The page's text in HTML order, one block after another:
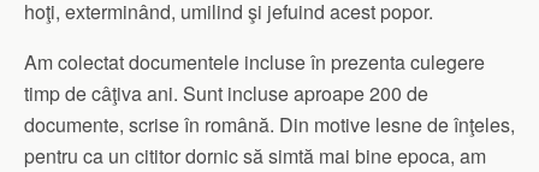
hoţi, exterminând, umilind şi jefuind acest popor.
Am colectat documentele incluse în prezenta culegere
timp de câţiva ani. Sunt incluse aproape 200 de
documente, scrise în română. Din motive lesne de înţeles,
pentru ca un cititor dornic să simtă mai bine epoca, am